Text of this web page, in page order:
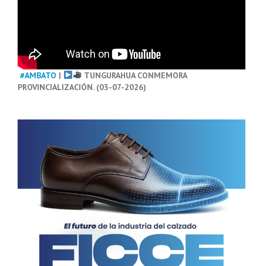
#AMBATO |
TUNGURAHUA CONMEMORA
PROVINCIALIZACIÓN. (03-07-2026)